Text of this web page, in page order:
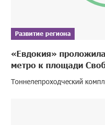
Развитие региона
«Евдокия»
метро к площади
Тоннелепроходческий